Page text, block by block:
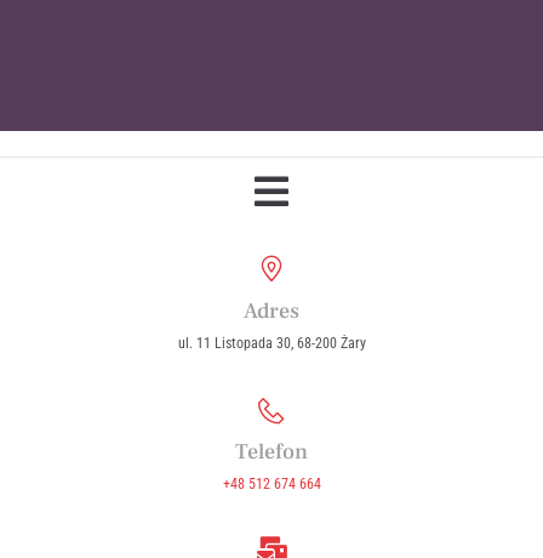
Adres
ul. 11 Listopada 30, 68-200 Żary
Telefon
+48 512 674 664